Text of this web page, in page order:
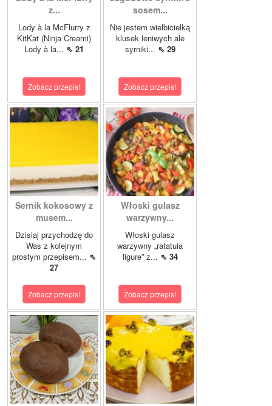
z...
Lody à la McFlurry z
KitKat (Ninja Creami)
Lody à la... ⇖ 21
Zobacz przepis!
sosem...
Nie jestem wielbicielką
klusek leniwych ale
syrniki... ⇖ 29
Zobacz przepis!
Sernik kokosowy z
musem...
Dzisiaj przychodzę do
Was z kolejnym
prostym przepisem... ⇖
27
Zobacz przepis!
Włoski gulasz
warzywny...
Włoski gulasz
warzywny „ratatuia
ligure” z... ⇖ 34
Zobacz przepis!